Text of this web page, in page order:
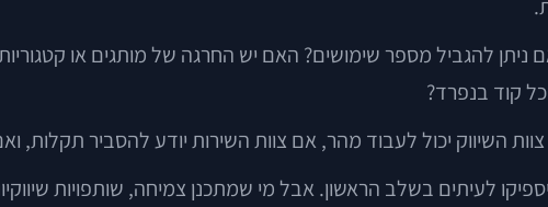
להגביל מספר שימושים? האם יש החרגה של מותגים או
קוד בנפרד?
השיווק יכול לעבוד מהר, אם צוות השירות יודע להסביר
לעיתים בשלב הראשון. אבל מי שמתכנן צמיחה, שותפויות